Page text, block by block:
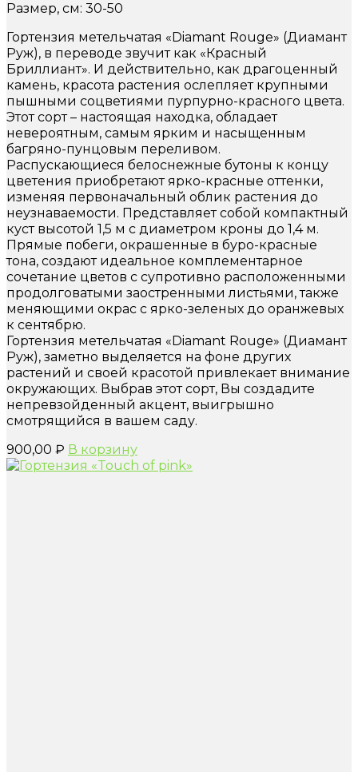
Размер, см: 30-50
Гортензия метельчатая «Diamant Rouge» (Диамант
Руж), в переводе звучит как «Красный
Бриллиант». И действительно, как драгоценный
камень, красота растения ослепляет крупными
пышными соцветиями пурпурно-красного цвета.
Этот сорт – настоящая находка, обладает
невероятным, самым ярким и насыщенным
багряно-пунцовым переливом.
Распускающиеся белоснежные бутоны к концу
цветения приобретают ярко-красные оттенки,
изменяя первоначальный облик растения до
неузнаваемости. Представляет собой компактный
куст высотой 1,5 м с диаметром кроны до 1,4 м.
Прямые побеги, окрашенные в буро-красные
тона, создают идеальное комплементарное
сочетание цветов с супротивно расположенными
продолговатыми заостренными листьями, также
меняющими окрас с ярко-зеленых до оранжевых
к сентябрю.
Гортензия метельчатая «Diamant Rouge» (Диамант
Руж), заметно выделяется на фоне других
растений и своей красотой привлекает внимание
окружающих. Выбрав этот сорт, Вы создадите
непревзойденный акцент, выигрышно
смотрящийся в вашем саду.
900,00 ₽ В корзину